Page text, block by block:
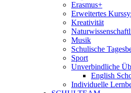
Erasmus+
Erweitertes
Kreativität
Musik
Schulische
Sport
Unverbindliche
English
Individuelle